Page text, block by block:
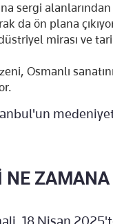
sergi
da ön plana
mirası ve
Osmanlı
ZAMANA